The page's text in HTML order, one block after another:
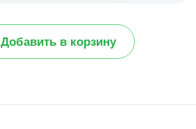
Добавить в корзину